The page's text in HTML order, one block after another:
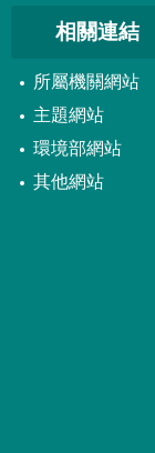
相關連結
所屬機關網站
主題網站
環境部網站
其他網站